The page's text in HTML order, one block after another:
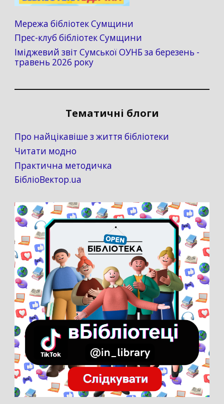
Мережа бібліотек Сумщини
Прес-клуб бібліотек Сумщини
Іміджевий звіт Сумської ОУНБ за березень -
травень 2026 року
Тематичні блоги
Про найцікавіше з життя бібліотеки
Читати модно
Практична методичка
БібліоВектор.ua